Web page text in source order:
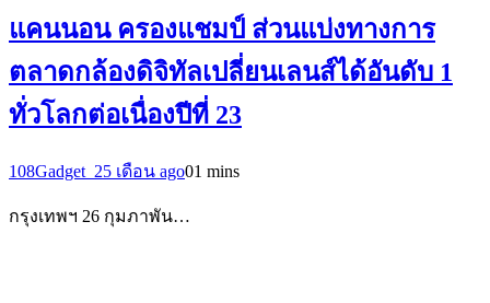
แคนนอน ครองแชมป์ ส่วนแบ่งทางการ
ตลาดกล้องดิจิทัลเปลี่ยนเลนส์ได้อันดับ 1
ทั่วโลกต่อเนื่องปีที่ 23
108Gadget_25 เดือน ago01 mins
กรุงเทพฯ 26 กุมภาพัน…